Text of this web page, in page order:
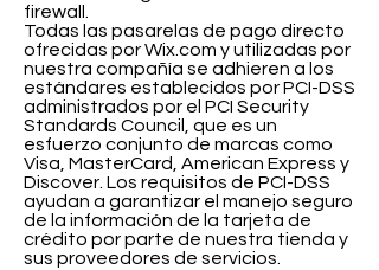
firewall.
Todas las pasarelas de pago directo
ofrecidas por Wix.com y utilizadas por
nuestra compañía se adhieren a los
estándares establecidos por PCI-DSS
administrados por el PCI Security
Standards Council, que es un
esfuerzo conjunto de marcas como
Visa, MasterCard, American Express y
Discover. Los requisitos de PCI-DSS
ayudan a garantizar el manejo seguro
de la información de la tarjeta de
crédito por parte de nuestra tienda y
sus proveedores de servicios.